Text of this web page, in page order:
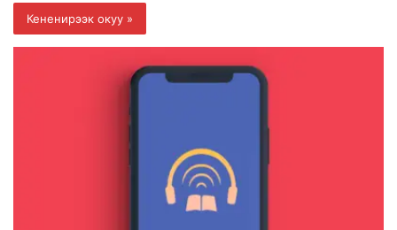
Кененирээк окуу »